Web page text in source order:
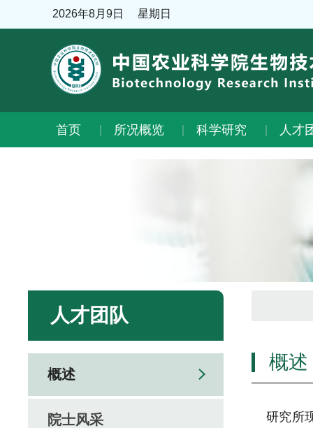
2026年8月9日 星期日
首页 所况概览 科学研究 人才
人才团队
概述
院士风采
概述
研究所